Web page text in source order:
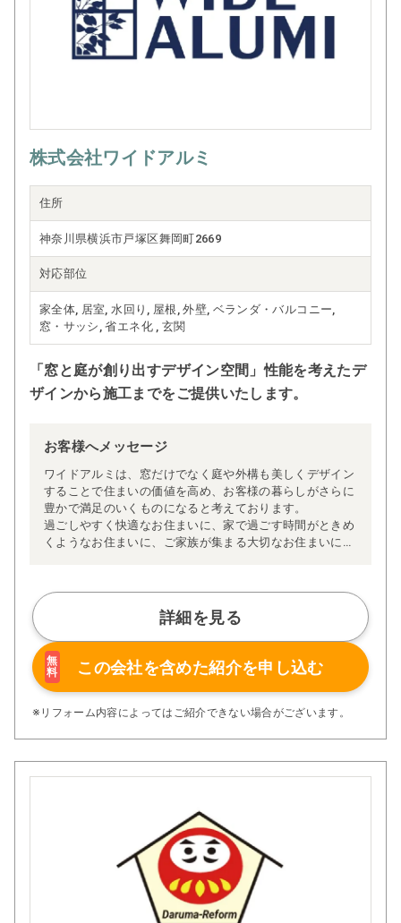
株式会社ワイドアルミ
住所
神奈川県横浜市戸塚区舞岡町2669
対応部位
家全体, 居室, 水回り, 屋根, 外壁, ベランダ・バルコニー,
窓・サッシ, 省エネ化 , 玄関
「窓と庭が創り出すデザイン空間」性能を考えたデ
ザインから施工までをご提供いたします。
お客様へメッセージ
ワイドアルミは、窓だけでなく庭や外構も美しくデザイン
することで住まいの価値を高め、お客様の暮らしがさらに
豊かで満足のいくものになると考えております。
過ごしやすく快適なお住まいに、家で過ごす時間がときめ
くようなお住まいに、ご家族が集まる大切なお住まいに。
詳細を見る
無
料
この会社を含めた紹介を申し込む
※リフォーム内容によってはご紹介できない場合がございます。